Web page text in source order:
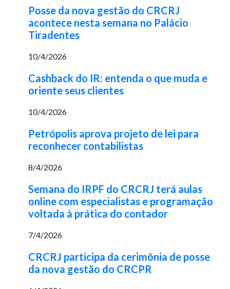
Posse da nova gestão do CRCRJ
acontece nesta semana no Palácio
Tiradentes
10/4/2026
Cashback do IR: entenda o que muda e
oriente seus clientes
10/4/2026
Petrópolis aprova projeto de lei para
reconhecer contabilistas
8/4/2026
Semana do IRPF do CRCRJ terá aulas
online com especialistas e programação
voltada à prática do contador
7/4/2026
CRCRJ participa da cerimônia de posse
da nova gestão do CRCPR